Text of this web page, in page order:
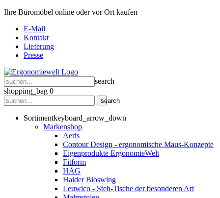
Ihre Büromöbel online oder vor Ort kaufen
E-Mail
Kontakt
Lieferung
Presse
search
shopping_bag 0
search
Sortimentkeyboard_arrow_down
Markenshop
Aeris
Contour Design - ergonomische Maus-Konzepte
Eigenprodukte ErgonomieWelt
Fitform
HÅG
Haider Bioswing
Leuwico - Steh-Tische der besonderen Art